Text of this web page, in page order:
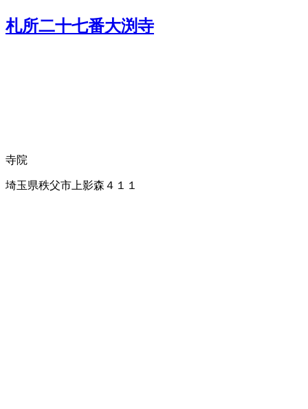
札所二十七番大渕寺
寺院
埼玉県秩父市上影森４１１